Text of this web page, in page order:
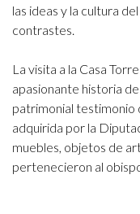
las ideas y la cultura
contrastes.
La visita a la Casa
apasionante historia
patrimonial testimonio
adquirida por la
muebles, objetos de
pertenecieron al